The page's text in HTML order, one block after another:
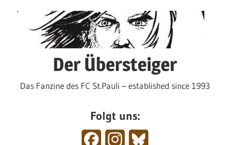
Der Übersteiger
Das Fanzine des FC St.Pauli – established since 1993
Folgt uns:
FacebookInstagram